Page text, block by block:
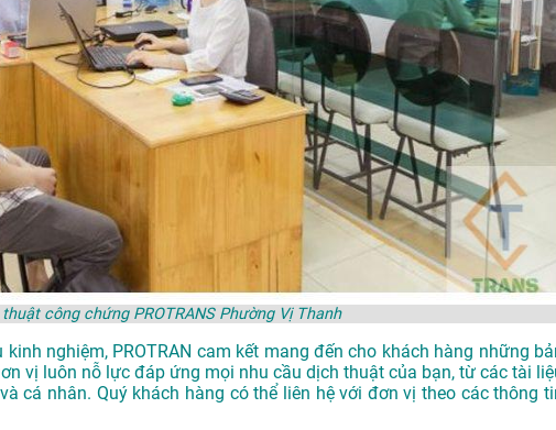
công chứng PROTRANS Phường Vị Thanh
nghiệm, PROTRAN cam kết mang đến cho khách hàng những
vị luôn nỗ lực đáp ứng mọi nhu cầu dịch thuật của bạn, từ các tài
cá nhân. Quý khách hàng có thể liên hệ với đơn vị theo các thông